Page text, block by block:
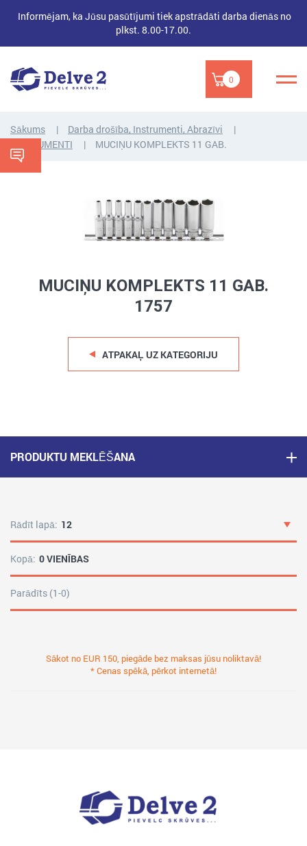
Informējam, ka Jūsu pasūtījumi tiek apstrādāti darba dienās no
plkst. 8.00-17.00.
0
Sākums
Darba drošība, Instrumenti, Abrazīvi
INSTRUMENTI
MUCIŅU KOMPLEKTS 11 GAB.
MUCIŅU KOMPLEKTS 11 GAB.
1757
ATPAKAĻ UZ KATEGORIJU
PRODUKTU MEKLĒŠANA
Rādīt lapā: 12
Kopā: 0 VIENĪBAS
Parādīts (1-0)
Sākot no EUR 150, piegāde bez maksas jūsu noliktavā!
* Cenas spēkā, pērkot internetā!